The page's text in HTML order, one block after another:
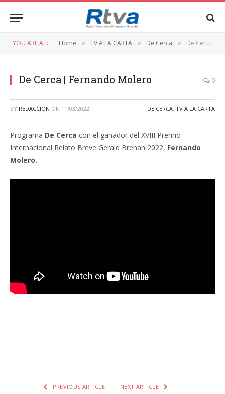
YOU ARE AT: Home » TV A LA CARTA » De Cerca » De Cerca | Fernando Molero
De Cerca | Fernando Molero 0
BY REDACCIÓN ON 11/03/2022 DE CERCA, TV A LA CARTA
Programa De Cerca con el ganador del XVIII Premio
Internacional Relato Breve Gerald Brenan 2022, Fernando
Molero.
PREVIOUS ARTICLE NEXT ARTICLE